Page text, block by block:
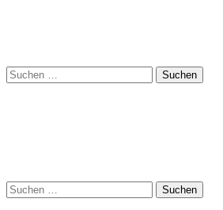
Suchen
nach:
Suchen
nach: